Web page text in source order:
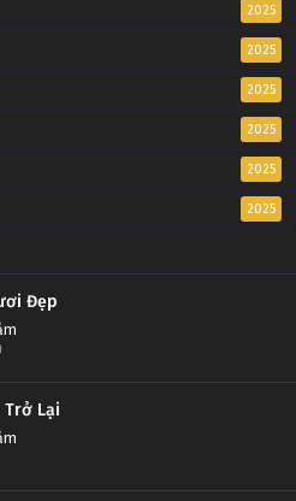
2025
2025
2025
2025
2025
2025
Đẹp
Trở Lại